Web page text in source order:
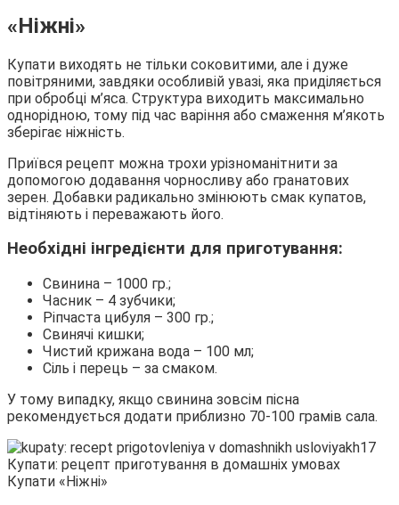
«Ніжні»
Купати виходять не тільки соковитими, але і дуже
повітряними, завдяки особливій увазі, яка приділяється
при обробці м’яса. Структура виходить максимально
однорідною, тому під час варіння або смаження м’якоть
зберігає ніжність.
Приївся рецепт можна трохи урізноманітнити за
допомогою додавання чорносливу або гранатових
зерен. Добавки радикально змінюють смак купатов,
відтіняють і переважають його.
Необхідні інгредієнти для приготування:
Свинина – 1000 гр.;
Часник – 4 зубчики;
Ріпчаста цибуля – 300 гр.;
Свинячі кишки;
Чистий крижана вода – 100 мл;
Сіль і перець – за смаком.
У тому випадку, якщо свинина зовсім пісна
рекомендується додати приблизно 70-100 грамів сала.
Купати «Ніжні»